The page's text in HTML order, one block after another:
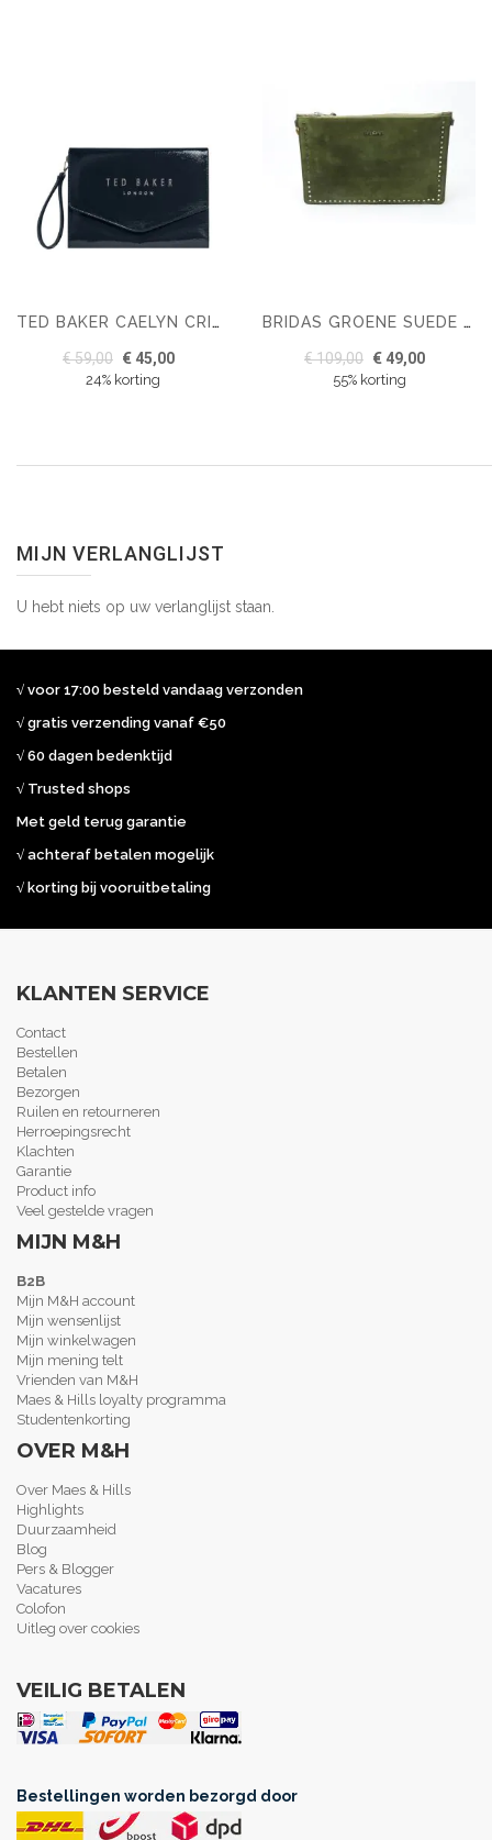
TED BAKER CAELYN CRINKLE ICON POUCH NAVY
€ 59,00 € 45,00
24% korting
BRIDAS GROENE SUEDE CLUTCH MET KLEINE METALEN STUDS
€ 109,00 € 49,00
55% korting
MIJN VERLANGLIJST
U hebt niets op uw verlanglijst staan.
√ voor 17:00 besteld vandaag verzonden
√ gratis verzending vanaf €50
√ 60 dagen bedenktijd
√ Trusted shops
Met geld terug garantie
√ achteraf betalen mogelijk
√ korting bij vooruitbetaling
KLANTEN SERVICE
Contact
Bestellen
Betalen
Bezorgen
Ruilen en retourneren
Herroepingsrecht
Klachten
Garantie
Product info
Veel gestelde vragen
MIJN M&H
B2B
Mijn M&H account
Mijn wensenlijst
Mijn winkelwagen
Mijn mening telt
Vrienden van M&H
Maes & Hills loyalty programma
Studentenkorting
OVER M&H
Over Maes & Hills
Highlights
Duurzaamheid
Blog
Pers & Blogger
Vacatures
Colofon
Uitleg over cookies
VEILIG BETALEN
Bestellingen worden bezorgd door